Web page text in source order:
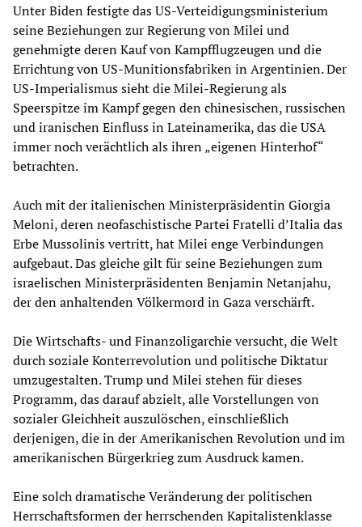
Unter Biden festigte das US-Verteidigungsministerium
seine Beziehungen zur Regierung von Milei und
genehmigte deren Kauf von Kampfflugzeugen und die
Errichtung von US-Munitionsfabriken in Argentinien. Der
US-Imperialismus sieht die Milei-Regierung als
Speerspitze im Kampf gegen den chinesischen, russischen
und iranischen Einfluss in Lateinamerika, das die USA
immer noch verächtlich als ihren „eigenen Hinterhof“
betrachten.
Auch mit der italienischen Ministerpräsidentin Giorgia
Meloni, deren neofaschistische Partei Fratelli d’Italia das
Erbe Mussolinis vertritt, hat Milei enge Verbindungen
aufgebaut. Das gleiche gilt für seine Beziehungen zum
israelischen Ministerpräsidenten Benjamin Netanjahu,
der den anhaltenden Völkermord in Gaza verschärft.
Die Wirtschafts- und Finanzoligarchie versucht, die Welt
durch soziale Konterrevolution und politische Diktatur
umzugestalten. Trump und Milei stehen für dieses
Programm, das darauf abzielt, alle Vorstellungen von
sozialer Gleichheit auszulöschen, einschließlich
derjenigen, die in der Amerikanischen Revolution und im
amerikanischen Bürgerkrieg zum Ausdruck kamen.
Eine solch dramatische Veränderung der politischen
Herrschaftsformen der herrschenden Kapitalistenklasse